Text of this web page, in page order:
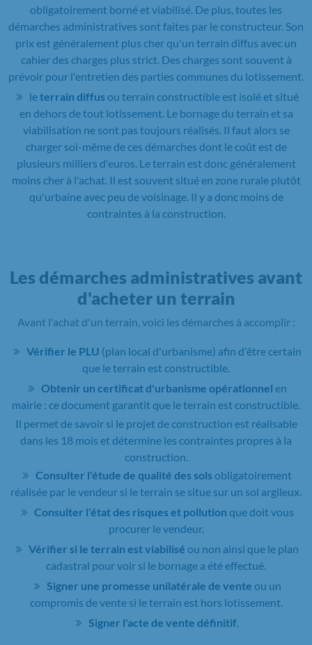
obligatoirement borné et viabilisé. De plus, toutes les
démarches administratives sont faites par le constructeur. Son
prix est généralement plus cher qu'un terrain diffus avec un
cahier des charges plus strict. Des charges sont souvent à
prévoir pour l'entretien des parties communes du lotissement.
leterrain diffusou terrain constructible est isolé et situé
en dehors de tout lotissement. Le bornage du terrain et sa
viabilisation ne sont pas toujours réalisés. Il faut alors se
charger soi-même de ces démarches dont le coût est de
plusieurs milliers d'euros. Le terrain est donc généralement
moins cher à l'achat. Il est souvent situé en zone rurale plutôt
qu'urbaine avec peu de voisinage. Il y a donc moins de
contraintes à la construction.
Les démarches administratives avant
d'acheter un terrain
Avant l'achat d'un terrain, voici les démarches à accomplir :
Vérifier le PLU (plan local d'urbanisme) afin d'être certain
que le terrain est constructible.
Obtenir un certificat d'urbanisme opérationnel en
mairie : ce document garantit que le terrain est constructible.
Il permet de savoir si le projet de construction est réalisable
dans les 18 mois et détermine les contraintes propres à la
construction.
Consulter l'étude de qualité des sols obligatoirement
réalisée par le vendeur si le terrain se situe sur un sol argileux.
Consulter l'état des risques et pollution que doit vous
procurer le vendeur.
Vérifier si le terrain est viabilisé ou non ainsi que le plan
cadastral pour voir si le bornage a été effectué.
Signer une promesse unilatérale de vente ou un
compromis de vente si le terrain est hors lotissement.
Signer l'acte de vente définitif